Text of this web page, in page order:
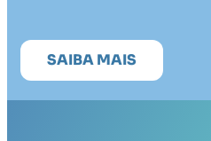
SAIBA MAIS